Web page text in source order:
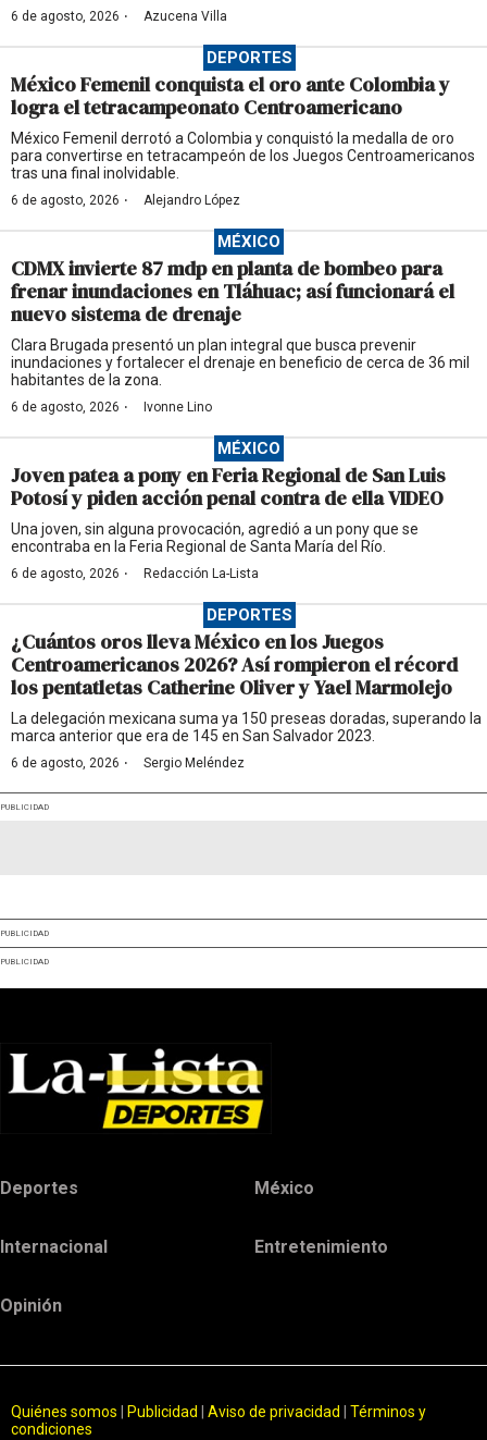
6 de agosto, 2026 · Azucena Villa
DEPORTES
México Femenil conquista el oro ante Colombia y
logra el tetracampeonato Centroamericano
México Femenil derrotó a Colombia y conquistó la medalla de oro
para convertirse en tetracampeón de los Juegos Centroamericanos
tras una final inolvidable.
6 de agosto, 2026 · Alejandro López
MÉXICO
CDMX invierte 87 mdp en planta de bombeo para
frenar inundaciones en Tláhuac; así funcionará el
nuevo sistema de drenaje
Clara Brugada presentó un plan integral que busca prevenir
inundaciones y fortalecer el drenaje en beneficio de cerca de 36 mil
habitantes de la zona.
6 de agosto, 2026 · Ivonne Lino
MÉXICO
Joven patea a pony en Feria Regional de San Luis
Potosí y piden acción penal contra de ella VIDEO
Una joven, sin alguna provocación, agredió a un pony que se
encontraba en la Feria Regional de Santa María del Río.
6 de agosto, 2026 · Redacción La-Lista
DEPORTES
¿Cuántos oros lleva México en los Juegos
Centroamericanos 2026? Así rompieron el récord
los pentatletas Catherine Oliver y Yael Marmolejo
La delegación mexicana suma ya 150 preseas doradas, superando la
marca anterior que era de 145 en San Salvador 2023.
6 de agosto, 2026 · Sergio Meléndez
PUBLICIDAD
PUBLICIDAD
PUBLICIDAD
Deportes México
Internacional Entretenimiento
Opinión
Quiénes somos Publicidad Aviso de privacidad
Términos y
condiciones